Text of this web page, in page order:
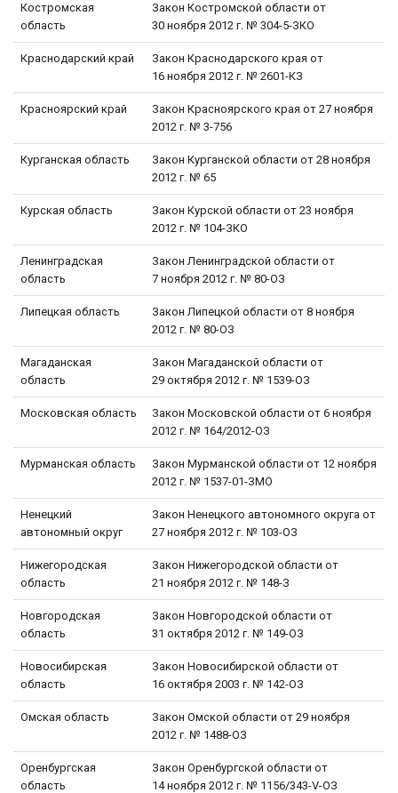
Костромская
область
Закон Костромской области от
30 ноября 2012 г. № 304-5-ЗКО
Краснодарский край
Закон Краснодарского края от
16 ноября 2012 г. № 2601-КЗ
Красноярский край
Закон Красноярского края от 27 ноября
2012 г. № 3-756
Курганская область
Закон Курганской области от 28 ноября
2012 г. № 65
Курская область
Закон Курской области от 23 ноября
2012 г. № 104-ЗКО
Ленинградская
область
Закон Ленинградской области от
7 ноября 2012 г. № 80-ОЗ
Липецкая область
Закон Липецкой области от 8 ноября
2012 г. № 80-ОЗ
Магаданская
область
Закон Магаданской области от
29 октября 2012 г. № 1539-ОЗ
Московская область
Закон Московской области от 6 ноября
2012 г. № 164/2012-ОЗ
Мурманская область
Закон Мурманской области от 12 ноября
2012 г. № 1537-01-ЗМО
Ненецкий
автономный округ
Закон Ненецкого автономного округа от
27 ноября 2012 г. № 103-ОЗ
Нижегородская
область
Закон Нижегородской области от
21 ноября 2012 г. № 148-З
Новгородская
область
Закон Новгородской области от
31 октября 2012 г. № 149-ОЗ
Новосибирская
область
Закон Новосибирской области от
16 октября 2003 г. № 142-ОЗ
Омская область
Закон Омской области от 29 ноября
2012 г. № 1488-ОЗ
Оренбургская
область
Закон Оренбургской области от
14 ноября 2012 г. № 1156/343-V-ОЗ